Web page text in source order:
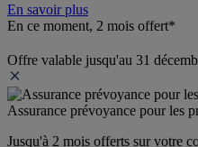
En savoir plus
En ce moment, 2 mois offert*
Offre valable jusqu'au 31
Assurance prévoyance pour les
Jusqu'à 2 mois offerts sur votre